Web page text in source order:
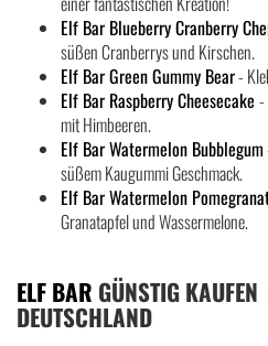
Elf Bar Blueberry Cranberry
süßen Cranberrys und Kirschen.
Elf Bar Green Gummy Bear-
Elf Bar Raspberry Cheesecake -
mit Himbeeren.
Elf Bar Watermelon Bubblegum
süßem Kaugummi Geschmack.
Elf Bar Watermelon
Granatapfel und Wassermelone.
ELF BAR GÜNSTIG
DEUTSCHLAND